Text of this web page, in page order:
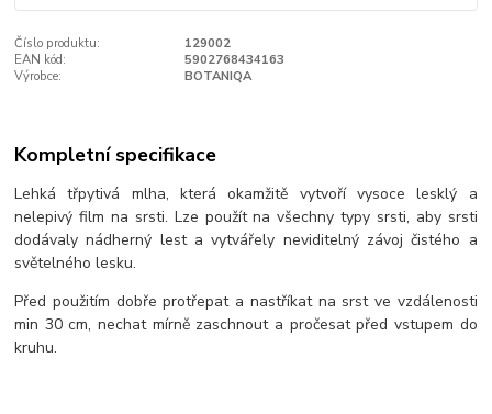
Číslo produktu:
129002
EAN kód:
5902768434163
Výrobce:
BOTANIQA
Kompletní specifikace
Lehká třpytivá mlha, která okamžitě vytvoří vysoce lesklý a
nelepivý film na srsti. Lze použít na všechny typy srsti, aby srsti
dodávaly nádherný lest a vytvářely neviditelný závoj čistého a
světelného lesku.
Před použitím dobře protřepat a nastříkat na srst ve vzdálenosti
min 30 cm, nechat mírně zaschnout a pročesat před vstupem do
kruhu.